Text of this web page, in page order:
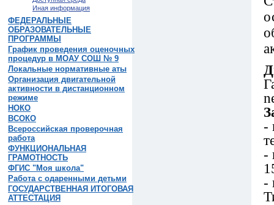
Иная информация
ФЕДЕРАЛЬНЫЕ
ОБРАЗОВАТЕЛЬНЫЕ
ПРОГРАММЫ
График проведения оценочных
процедур в МОАУ СОШ № 9
Локальные нормативные аты
Организация двигательной
активности в дистанционном
режиме
НОКО
ВСОКО
Всероссийская проверочная
работа
ФУНКЦИОНАЛЬНАЯ
ГРАМОТНОСТЬ
ФГИС "Моя школа"
Работа с одаренными детьми
ГОСУДАРСТВЕННАЯ ИТОГОВАЯ
АТТЕСТАЦИЯ
-
-
-